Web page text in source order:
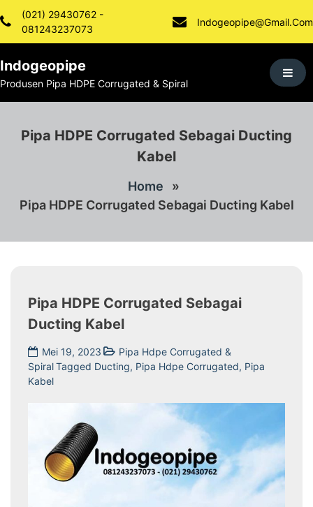
To
Content
(021) 29430762 -
081243237073
Indogeopipe@gmail.com
Indogeopipe
Produsen Pipa HDPE Corrugated & Spiral
Pipa HDPE Corrugated Sebagai Ducting
Kabel
Home »
Pipa HDPE Corrugated Sebagai Ducting Kabel
Pipa HDPE Corrugated Sebagai
Ducting Kabel
Mei 19, 2023
Pipa Hdpe Corrugated &
SpiralTagged Ducting, Pipa Hdpe Corrugated, Pipa
Kabel